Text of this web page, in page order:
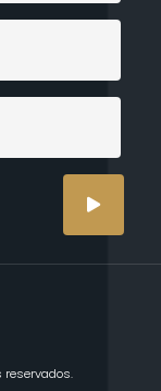
reservados.